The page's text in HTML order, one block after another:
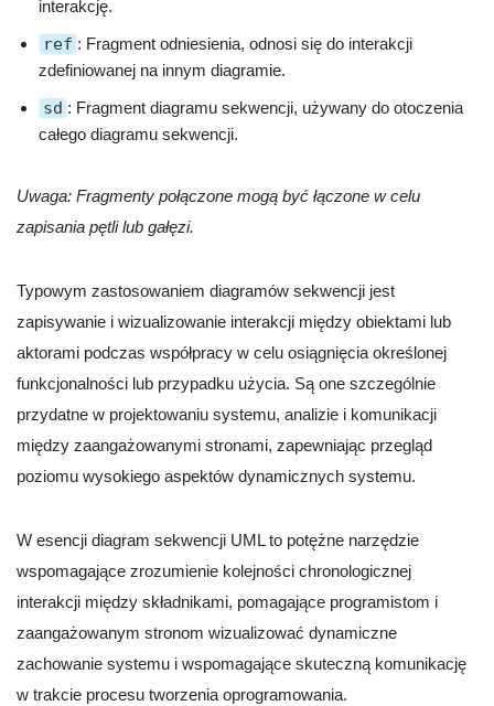
interakcję.
ref : Fragment odniesienia, odnosi się do interakcji
zdefiniowanej na innym diagramie.
sd : Fragment diagramu sekwencji, używany do otoczenia
całego diagramu sekwencji.
Uwaga: Fragmenty połączone mogą być łączone w celu
zapisania pętli lub gałęzi.
Typowym zastosowaniem diagramów sekwencji jest
zapisywanie i wizualizowanie interakcji między obiektami lub
aktorami podczas współpracy w celu osiągnięcia określonej
funkcjonalności lub przypadku użycia. Są one szczególnie
przydatne w projektowaniu systemu, analizie i komunikacji
między zaangażowanymi stronami, zapewniając przegląd
poziomu wysokiego aspektów dynamicznych systemu.
W esencji diagram sekwencji UML to potężne narzędzie
wspomagające zrozumienie kolejności chronologicznej
interakcji między składnikami, pomagające programistom i
zaangażowanym stronom wizualizować dynamiczne
zachowanie systemu i wspomagające skuteczną komunikację
w trakcie procesu tworzenia oprogramowania.